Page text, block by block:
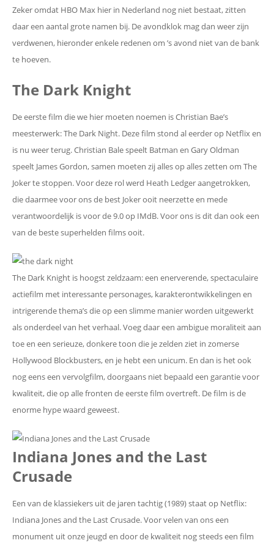
Zeker omdat HBO Max hier in Nederland nog niet bestaat, zitten
daar een aantal grote namen bij. De avondklok mag dan weer zijn
verdwenen, hieronder enkele redenen om ’s avond niet van de bank
te hoeven.
The Dark Knight
De eerste film die we hier moeten noemen is Christian Bae’s
meesterwerk: The Dark Night. Deze film stond al eerder op Netflix en
is nu weer terug. Christian Bale speelt Batman en Gary Oldman
speelt James Gordon, samen moeten zij alles op alles zetten om The
Joker te stoppen. Voor deze rol werd Heath Ledger aangetrokken,
die daarmee voor ons de best Joker ooit neerzette en mede
verantwoordelijk is voor de 9.0 op IMdB. Voor ons is dit dan ook een
van de beste superhelden films ooit.
The Dark Knight is hoogst zeldzaam: een enerverende, spectaculaire
actiefilm met interessante personages, karakterontwikkelingen en
intrigerende thema’s die op een slimme manier worden uitgewerkt
als onderdeel van het verhaal. Voeg daar een ambigue moraliteit aan
toe en een serieuze, donkere toon die je zelden ziet in zomerse
Hollywood Blockbusters, en je hebt een unicum. En dan is het ook
nog eens een vervolgfilm, doorgaans niet bepaald een garantie voor
kwaliteit, die op alle fronten de eerste film overtreft. De film is de
enorme hype waard geweest.
Indiana Jones and the Last
Crusade
Een van de klassiekers uit de jaren tachtig (1989) staat op Netflix:
Indiana Jones and the Last Crusade. Voor velen van ons een
monument uit onze jeugd en door de kwaliteit nog steeds een film